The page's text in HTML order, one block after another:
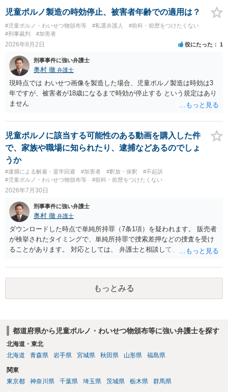
児童ポルノ製造の時効停止、被害者年齢での適用は？
#児童ポルノ・わいせつ物頒布等 #私選弁護人
#前科・前歴をつけたくない
#刑事裁判
#加害者
2026年8月2日 役にたった 1
刑事事件に強い弁護士
奥村 徹 弁護士
現時点では わいせつ画像を製造した場合、児童ポルノ製造は時効は3
年ですが、被害者が18歳になるまで時効が停止する という規定はあり
ません
児童ポルノに該当する可能性のある動画を購入した件
で、家族や職場に知られたり、逮捕などあるのでしょ
うか
#逮捕による解雇・退学回避 #加害者 #釈放・保釈
#不起訴
#児童ポルノ・わいせつ物頒布等
#前科・前歴をつけたくない
2026年7月30日
刑事事件に強い弁護士
奥村 徹 弁護士
ダウンロードした時点で単純所持罪（7条1項）を疑われます。 販売者
が検挙されたタイミングで、単純所持罪で捜索差押などの捜査を受け
ることがあります。 対応としては、 弁護士と相談して、 児童ポルノ
談しておく などが考えられます。
もっとみる
都道府県から児童ポルノ・わいせつ物頒布等に強い弁護士を探す
北海道・東北
北海道
青森県 岩手県 宮城県 秋田県 山形県 福島県
関東
東京都
神奈川県 千葉県 埼玉県 茨城県 栃木県 群馬県